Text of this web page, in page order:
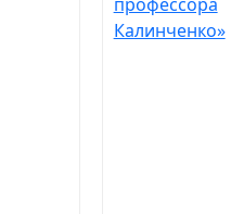
Калинченко»